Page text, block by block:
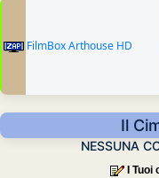
FilmBox Arthouse HD
Il
NESSUNA
I